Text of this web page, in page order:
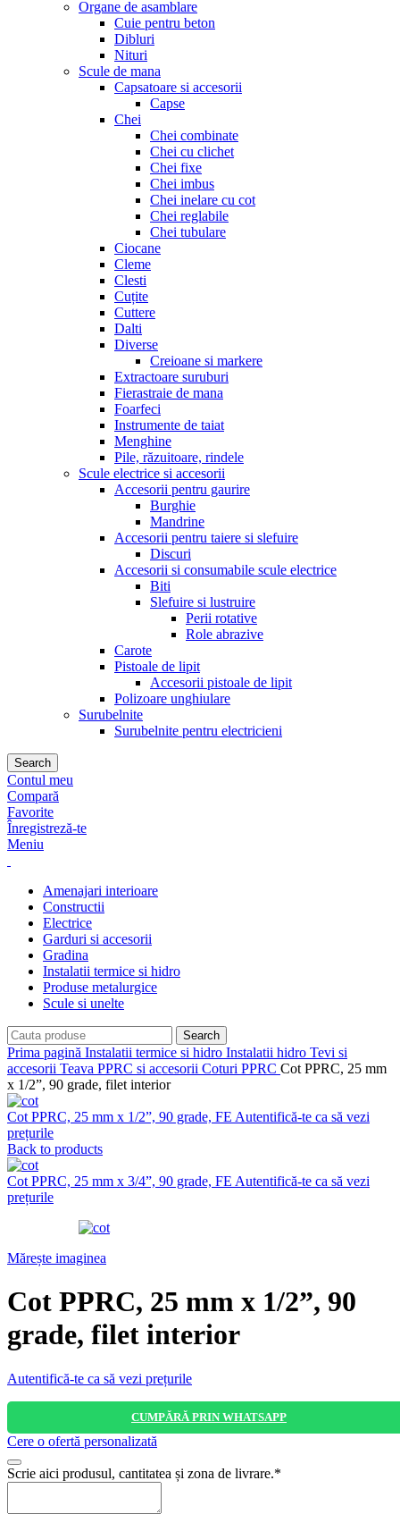
Organe de asamblare
Cuie pentru beton
Dibluri
Nituri
Scule de mana
Capsatoare si accesorii
Capse
Chei
Chei combinate
Chei cu clichet
Chei fixe
Chei imbus
Chei inelare cu cot
Chei reglabile
Chei tubulare
Ciocane
Cleme
Clesti
Cuțite
Cuttere
Dalti
Diverse
Creioane si markere
Extractoare suruburi
Fierastraie de mana
Foarfeci
Instrumente de taiat
Menghine
Pile, răzuitoare, rindele
Scule electrice si accesorii
Accesorii pentru gaurire
Burghie
Mandrine
Accesorii pentru taiere si slefuire
Discuri
Accesorii si consumabile scule electrice
Biti
Slefuire si lustruire
Perii rotative
Role abrazive
Carote
Pistoale de lipit
Accesorii pistoale de lipit
Polizoare unghiulare
Surubelnite
Surubelnite pentru electricieni
Search
Contul meu
Compară
Favorite
Înregistreză-te
Meniu
Amenajari interioare
Constructii
Electrice
Garduri si accesorii
Gradina
Instalatii termice si hidro
Produse metalurgice
Scule si unelte
Search
Prima pagină Instalatii termice si hidro Instalatii hidro Tevi si
accesorii Teava PPRC si accesorii Coturi PPRC Cot PPRC, 25 mm
x 1/2”, 90 grade, filet interior
Cot PPRC, 25 mm x 1/2”, 90 grade, FE Autentifică-te ca să vezi
prețurile
Back to products
Cot PPRC, 25 mm x 3/4”, 90 grade, FE Autentifică-te ca să vezi
prețurile
Mărește imaginea
Cot PPRC, 25 mm x 1/2”, 90
grade, filet interior
Autentifică-te ca să vezi prețurile
CUMPĂRĂ PRIN WHATSAPP
Cere o ofertă personalizată
Scrie aici produsul, cantitatea și zona de livrare.*